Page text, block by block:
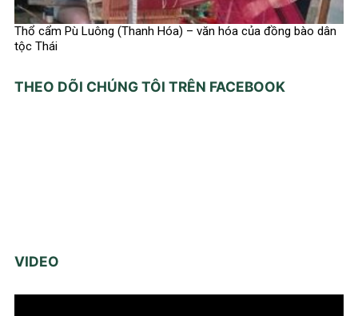
Thổ cẩm Pù Luông (Thanh Hóa) – văn hóa của đồng bào dân
tộc Thái
THEO DÕI CHÚNG TÔI TRÊN FACEBOOK
VIDEO